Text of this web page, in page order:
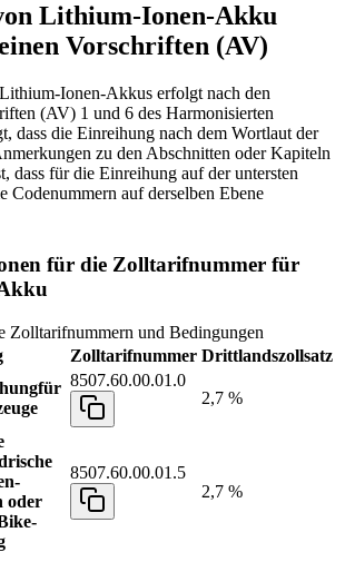
Lithium-Ionen-Akku
Vorschriften (AV)
Ionen-Akkus erfolgt nach den
(AV) 1 und 6 des Harmonisierten
dass die Einreihung nach dem Wortlaut der
zu den Abschnitten oder Kapiteln
dass für die Einreihung auf der untersten
Codenummern auf derselben Ebene
für die Zolltarifnummer für
Zolltarifnummern und Bedingungen
Zolltarifnummer Drittlandszollsatz
für 8507.60.00.01.0
2,7 %
oder
8507.60.00.01.5
2,7 %